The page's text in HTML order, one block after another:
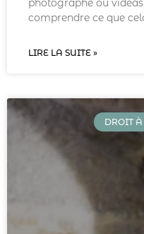
photographe ou
comprendre ce que
LIRE LA SUITE »
DROIT